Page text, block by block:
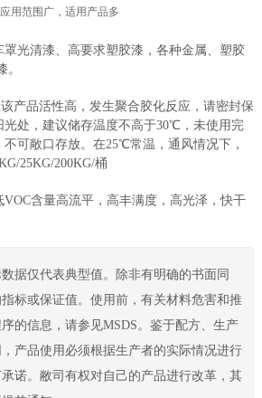
应用范围广，适用产品多
罩光清漆、高要求塑胶漆，各种金属、塑胶
。
产品活性高，发生聚合胶化反应，请密封保
光处，建议储存温度不高于30℃，未使用完
可敞口存放。在25℃常温，通风情况下，
25KG/200KG/桶
VOC含量高流平，高丰满度，高光泽，快干
据仅代表典型值。除非有明确的书面同
标或保证值。使用前，有关材料危害和推
的信息，请参见MSDS。鉴于配方、生产
产品使用必须根据生产者的实际情况进行
诺。敝司有权对自己的产品进行改革，其